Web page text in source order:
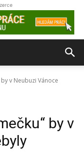
v Neubuzi Vánoce
by v